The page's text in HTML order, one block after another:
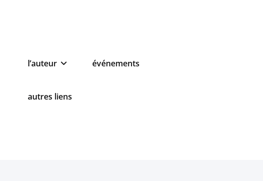
l’auteur événements
autres liens